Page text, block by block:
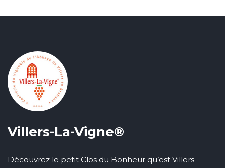
Villers-La-Vigne®
Découvrez le petit Clos du Bonheur qu’est Villers-